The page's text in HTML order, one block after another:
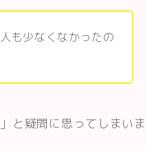
も少なくなかったの
と疑問に思ってしまいま